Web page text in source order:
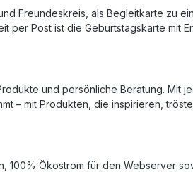
Freundeskreis, als Begleitkarte zu
per Post ist die Geburtstagskarte mit
und persönliche Beratung. Mit
– mit Produkten, die inspirieren,
100% Ökostrom für den Webserver